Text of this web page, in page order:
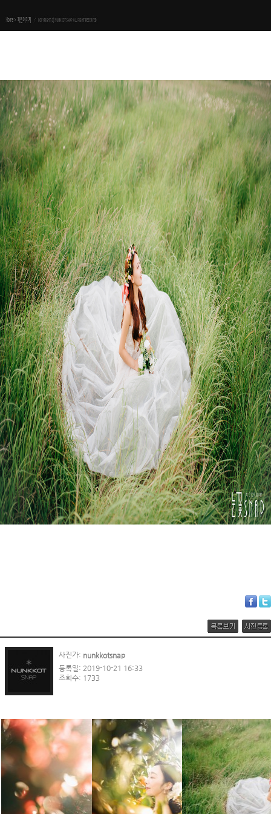
사진가: nunkkotsnap
등록일: 2019-10-21 16:33
조회수: 1733